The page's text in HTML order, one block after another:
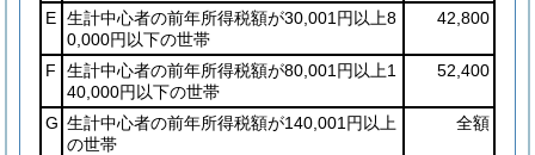
E 生計中心者の前年所得税額が30,001円以上8
0,000円以下の世帯
42,800
F
生計中心者の前年所得税額が80,001円以上1
40,000円以下の世帯
52,400
G 生計中心者の前年所得税額が140,001円以上
の世帯
全額